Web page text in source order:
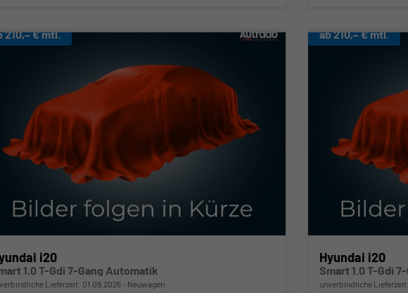
210,– € mtl.
i20
1.0 T-Gdi 7-Gang Automatik
Lieferzeit: 01.09.2026 Neuwagen
ab 210,– € mtl.
Hyundai i20
Smart 1.0 T-Gdi
unverbindliche Lieferzeit: